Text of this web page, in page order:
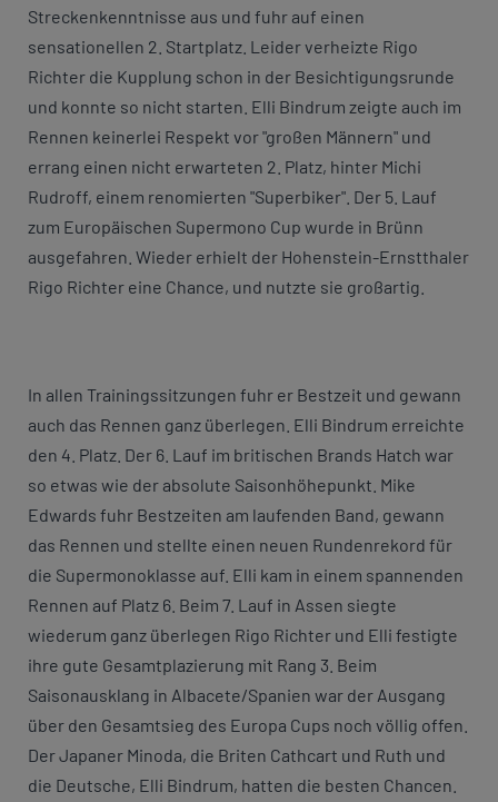
Streckenkenntnisse aus und fuhr auf einen
sensationellen 2. Startplatz. Leider verheizte Rigo
Richter die Kupplung schon in der Besichtigungsrunde
und konnte so nicht starten. Elli Bindrum zeigte auch im
Rennen keinerlei Respekt vor "großen Männern" und
errang einen nicht erwarteten 2. Platz, hinter Michi
Rudroff, einem renomierten "Superbiker". Der 5. Lauf
zum Europäischen Supermono Cup wurde in Brünn
ausgefahren. Wieder erhielt der Hohenstein-Ernstthaler
Rigo Richter eine Chance, und nutzte sie großartig.
In allen Trainingssitzungen fuhr er Bestzeit und gewann
auch das Rennen ganz überlegen. Elli Bindrum erreichte
den 4. Platz. Der 6. Lauf im britischen Brands Hatch war
so etwas wie der absolute Saisonhöhepunkt. Mike
Edwards fuhr Bestzeiten am laufenden Band, gewann
das Rennen und stellte einen neuen Rundenrekord für
die Supermonoklasse auf. Elli kam in einem spannenden
Rennen auf Platz 6. Beim 7. Lauf in Assen siegte
wiederum ganz überlegen Rigo Richter und Elli festigte
ihre gute Gesamtplazierung mit Rang 3. Beim
Saisonausklang in Albacete/Spanien war der Ausgang
über den Gesamtsieg des Europa Cups noch völlig offen.
Der Japaner Minoda, die Briten Cathcart und Ruth und
die Deutsche, Elli Bindrum, hatten die besten Chancen.